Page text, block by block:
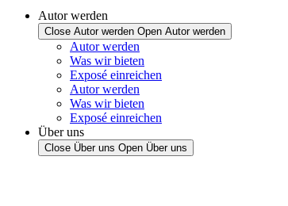
Autor werden
Close Autor werden Open Autor werden
Autor werden
Was wir bieten
Exposé einreichen
Autor werden
Was wir bieten
Exposé einreichen
Über uns
Close Über uns Open Über uns